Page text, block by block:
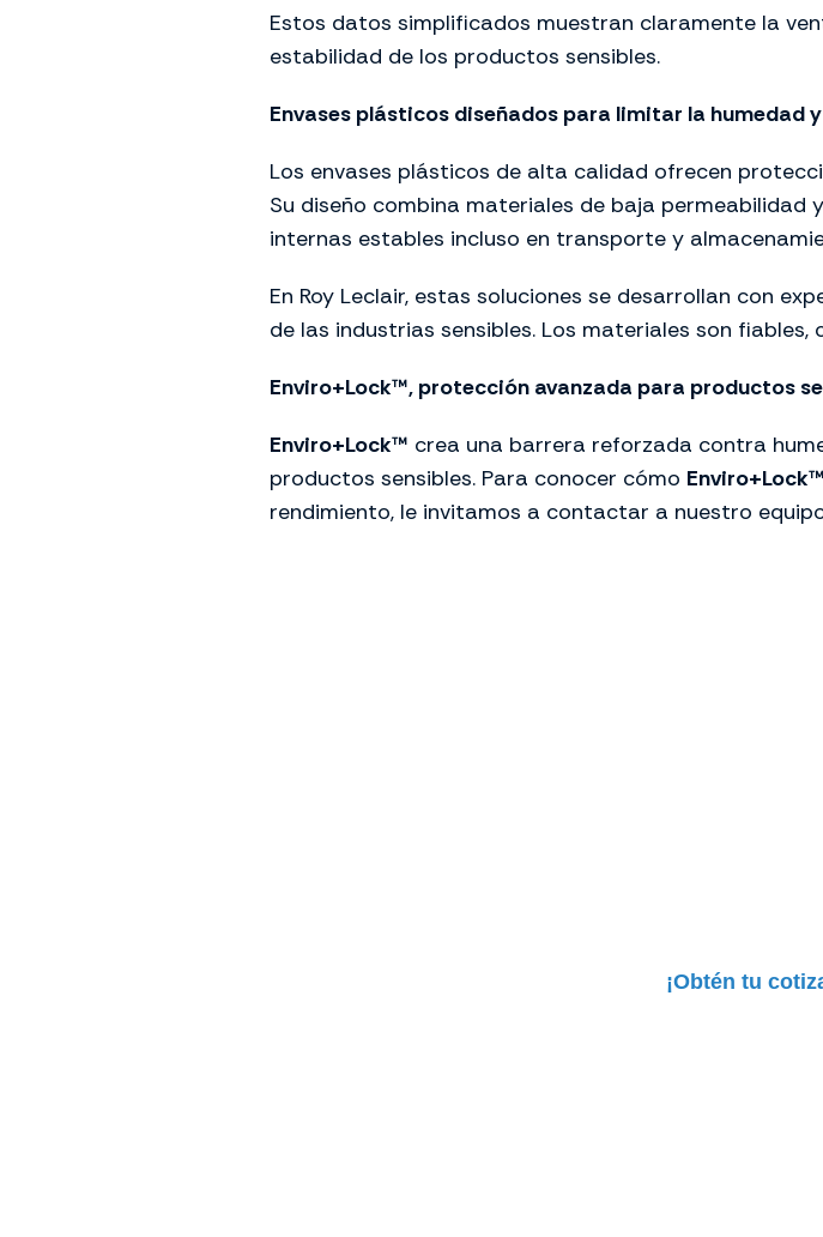
Estos datos simplificados muestran claramente la
estabilidad de los productos sensibles.
Envases plásticos diseñados para limitar la humedad
Los envases plásticos de alta calidad ofrecen
Su diseño combina materiales de baja permeabilidad
internas estables incluso en transporte y
En Roy Leclair, estas soluciones se desarrollan con
de las industrias sensibles. Los materiales son
Enviro+Lock™, protección avanzada para productos
Enviro+Lock™ crea una barrera reforzada contra
productos sensibles. Para conocer cómo Enviro+Lock™
rendimiento, le invitamos a contactar a nuestro
¡Obtén tu